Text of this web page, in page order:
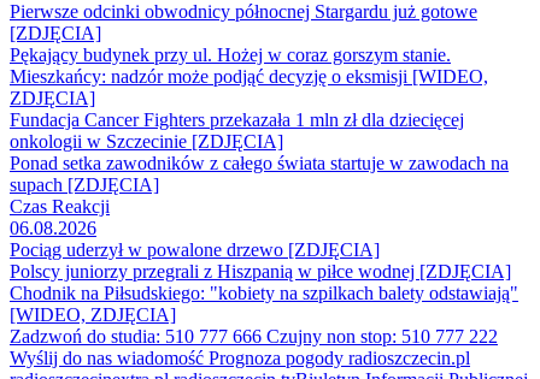
Pierwsze odcinki obwodnicy północnej Stargardu już gotowe
[ZDJĘCIA]
Pękający budynek przy ul. Hożej w coraz gorszym stanie.
Mieszkańcy: nadzór może podjąć decyzję o eksmisji [WIDEO,
ZDJĘCIA]
Fundacja Cancer Fighters przekazała 1 mln zł dla dziecięcej
onkologii w Szczecinie [ZDJĘCIA]
Ponad setka zawodników z całego świata startuje w zawodach na
supach [ZDJĘCIA]
Czas Reakcji
06.08.2026
Pociąg uderzył w powalone drzewo [ZDJĘCIA]
Polscy juniorzy przegrali z Hiszpanią w piłce wodnej [ZDJĘCIA]
Chodnik na Piłsudskiego: "kobiety na szpilkach balety odstawiają"
[WIDEO, ZDJĘCIA]
Zadzwoń do studia: 510 777 666 Czujny non stop: 510 777 222
Wyślij do nas wiadomość Prognoza pogody radioszczecin.pl